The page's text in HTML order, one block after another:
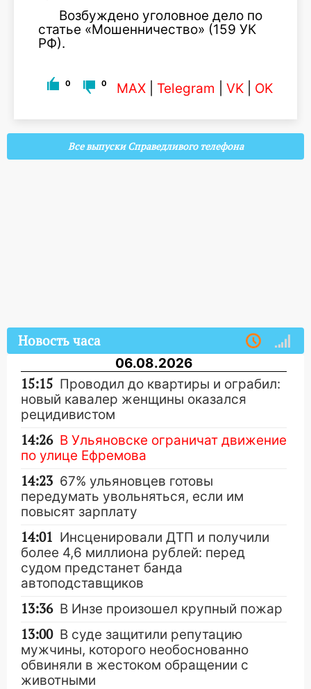
Возбуждено уголовное дело по
статье «Мошенничество» (159 УК
РФ).
0 0 MAX Telegram VK OK
Все выпуски Справедливого телефона
Новость часа
06.08.2026
15:15 Проводил до квартиры и ограбил:
новый кавалер женщины оказался
рецидивистом
14:26 В Ульяновске ограничат движение
по улице Ефремова
14:23 67% ульяновцев готовы
передумать увольняться, если им
повысят зарплату
14:01 Инсценировали ДТП и получили
более 4,6 миллиона рублей: перед
судом предстанет банда
автоподставщиков
13:36 В Инзе произошел крупный пожар
13:00 В суде защитили репутацию
мужчины, которого необоснованно
обвиняли в жестоком обращении с
животными